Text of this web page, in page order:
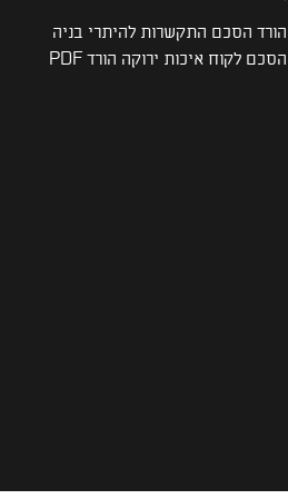
הורד הסכם התקשרות להיתרי בניה
הסכם לקוח איכות ירוקה הורד PDF